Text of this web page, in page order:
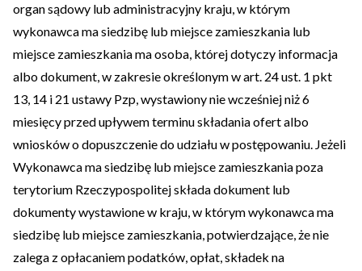
organ sądowy lub administracyjny kraju, w którym
wykonawca ma siedzibę lub miejsce zamieszkania lub
miejsce zamieszkania ma osoba, której dotyczy informacja
albo dokument, w zakresie określonym w art. 24 ust. 1 pkt
13, 14 i 21 ustawy Pzp, wystawiony nie wcześniej niż 6
miesięcy przed upływem terminu składania ofert albo
wniosków o dopuszczenie do udziału w postępowaniu. Jeżeli
Wykonawca ma siedzibę lub miejsce zamieszkania poza
terytorium Rzeczypospolitej składa dokument lub
dokumenty wystawione w kraju, w którym wykonawca ma
siedzibę lub miejsce zamieszkania, potwierdzające, że nie
zalega z opłacaniem podatków, opłat, składek na